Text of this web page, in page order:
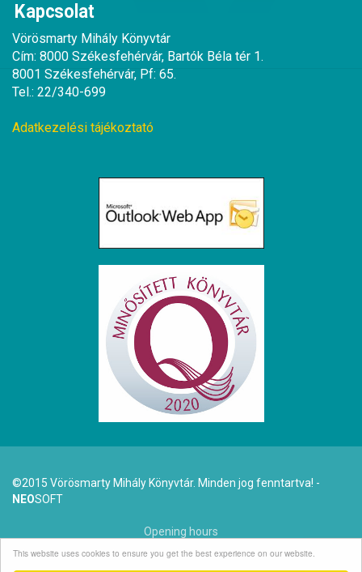
This website uses cookies to ensure you get the best experience on our website.
Kapcsolat
Vörösmarty Mihály Könyvtár
Cím: 8000 Székesfehérvár, Bartók Béla tér 1.
8001 Székesfehérvár, Pf: 65.
Tel.: 22/340-699
Adatkezelési tájékoztató
©2015 Vörösmarty Mihály Könyvtár. Minden jog fenntartva! -
NEOSOFT
Opening hours